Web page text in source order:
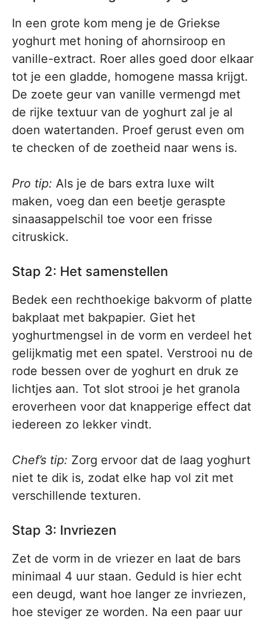
In een grote kom meng je de Griekse
yoghurt met honing of ahornsiroop en
vanille-extract. Roer alles goed door elkaar
tot je een gladde, homogene massa krijgt.
De zoete geur van vanille vermengd met
de rijke textuur van de yoghurt zal je al
doen watertanden. Proef gerust even om
te checken of de zoetheid naar wens is.
Pro tip: Als je de bars extra luxe wilt
maken, voeg dan een beetje geraspte
sinaasappelschil toe voor een frisse
citruskick.
Stap 2: Het samenstellen
Bedek een rechthoekige bakvorm of platte
bakplaat met bakpapier. Giet het
yoghurtmengsel in de vorm en verdeel het
gelijkmatig met een spatel. Verstrooi nu de
rode bessen over de yoghurt en druk ze
lichtjes aan. Tot slot strooi je het granola
eroverheen voor dat knapperige effect dat
iedereen zo lekker vindt.
Chef’s tip: Zorg ervoor dat de laag yoghurt
niet te dik is, zodat elke hap vol zit met
verschillende texturen.
Stap 3: Invriezen
Zet de vorm in de vriezer en laat de bars
minimaal 4 uur staan. Geduld is hier echt
een deugd, want hoe langer ze invriezen,
hoe steviger ze worden. Na een paar uur